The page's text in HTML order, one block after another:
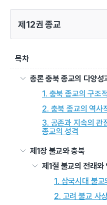
제12권 종교
목차
총론 충북 종교의 다양성
1. 충북 종교의 구조
2. 충북 종교의 역사
3. 공존과 지속의 관
종교의 성격
제1장 불교와 충북
제1절 불교의 전래와
1. 삼국시대 불
2. 고려 불교 사
충북 활동 현황
이전 글
다음 글
충북 지역에서는 청주시 흥
(담임 변재준)를 중심으로
있으며, 제천과 충주 등 인근
신천지예수교 제천교회는